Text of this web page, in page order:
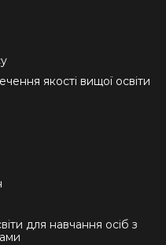
якості вищої освіти
для навчання осіб з